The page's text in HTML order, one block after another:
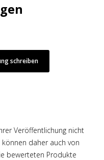
schreiben
Veröffentlichung nicht
daher auch von
bewerteten Produkte